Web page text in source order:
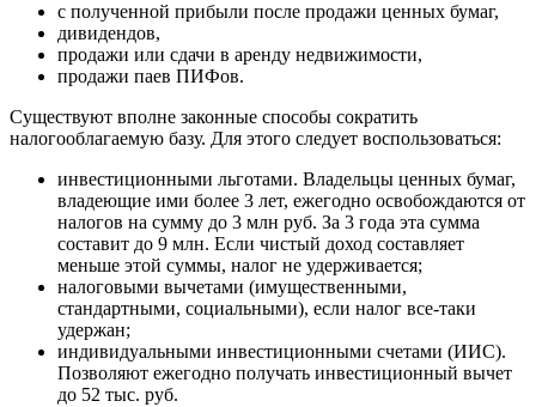
с полученной прибыли после продажи ценных бумаг,
дивидендов,
продажи или сдачи в аренду недвижимости,
продажи паев ПИФов.
Существуют вполне законные способы сократить
налогооблагаемую базу. Для этого следует воспользоваться:
инвестиционными льготами. Владельцы ценных бумаг,
владеющие ими более 3 лет, ежегодно освобождаются от
налогов на сумму до 3 млн руб. За 3 года эта сумма
составит до 9 млн. Если чистый доход составляет
меньше этой суммы, налог не удерживается;
налоговыми вычетами (имущественными,
стандартными, социальными), если налог все-таки
удержан;
индивидуальными инвестиционными счетами (ИИС).
Позволяют ежегодно получать инвестиционный вычет
до 52 тыс. руб.